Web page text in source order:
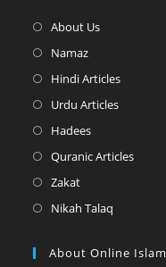
About UsOpens
tab
NamazOpens
in
tab
Hindi ArticlesOpens
tab
Urdu ArticlesOpens
HadeesOpens
in
tab
Quranic ArticlesOpens
ZakatOpens
in
new
Nikah Talaq
a
About Online Islam